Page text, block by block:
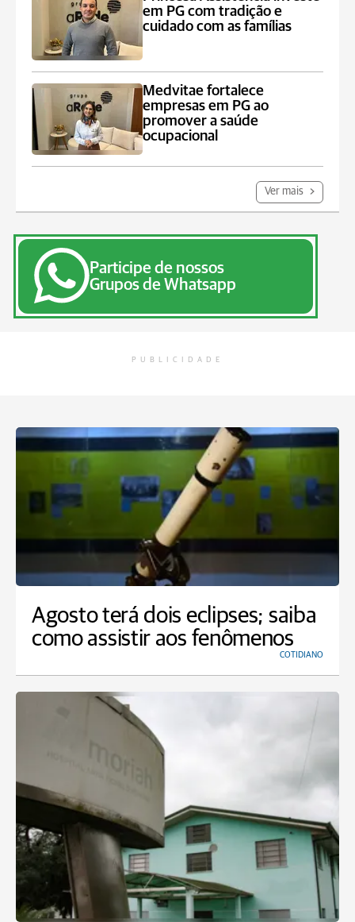
em PG com tradição e
cuidado com as famílias
Medvitae fortalece
empresas em PG ao
promover a saúde
ocupacional
Ver mais
Participe de nossos
Grupos de Whatsapp
PUBLICIDADE
Agosto terá dois eclipses; saiba
como assistir aos fenômenos
COTIDIANO